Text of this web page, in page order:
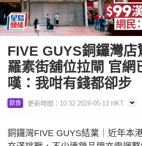
FIVE GUYS銅鑼灣店
羅素街舖位拉閘 官網
嘆：我咁有錢都卻步
飲食 更新時間：10:32 2026-05-13 HKT
銅鑼灣FIVE GUYS結業｜近年本